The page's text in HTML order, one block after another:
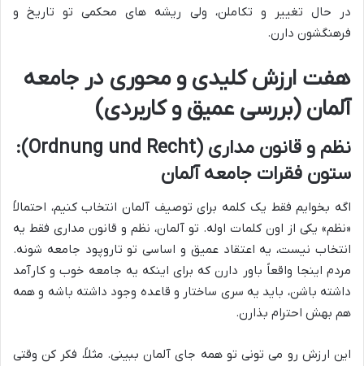
در حال تغییر و تکاملن، ولی ریشه های محکمی تو تاریخ و
فرهنگشون دارن.
هفت ارزش کلیدی و محوری در جامعه
آلمان (بررسی عمیق و کاربردی)
نظم و قانون مداری (Ordnung und Recht):
ستون فقرات جامعه آلمان
اگه بخوایم فقط یک کلمه برای توصیف آلمان انتخاب کنیم، احتمالاً
«نظم» یکی از اون کلمات اوله. تو آلمان، نظم و قانون مداری فقط یه
انتخاب نیست، یه اعتقاد عمیق و اساسی تو تاروپود جامعه شونه.
مردم اینجا واقعاً باور دارن که برای اینکه یه جامعه خوب و کارآمد
داشته باشن، باید یه سری ساختار و قاعده وجود داشته باشه و همه
هم بهش احترام بذارن.
این ارزش رو می تونی تو همه جای آلمان ببینی. مثلاً، فکر کن وقتی